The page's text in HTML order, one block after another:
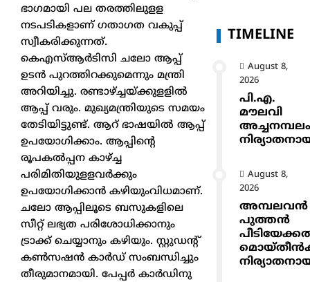
ഭാഗമായി പല തരത്തിലുളള
നടപടികളാണ് ഗതാഗത വകുപ്പ്
സ്വീകരിക്കുന്നത്.
കെഎസ്ആര്‍ടിസി ചലോ ആപ്പ്
ഉടന്‍ പുറത്തിറക്കുമെന്നും മന്ത്രി
അറിയിച്ചു. രണ്ടാഴ്ച്ചയ്ക്കുളളില്‍
ആപ്പ് വരും. മുഖ്യമന്ത്രിയുടെ സമയം
തേടിയിട്ടുണ്ട്. ആറ് ഭാഷയില്‍ ആപ്പ്
ഉപയോഗിക്കാം. ആപ്പിന്റെ
രൂപകല്‍പ്പന കാഴ്ച്ച
പരിമിതിയുളളവര്‍ക്കും
ഉപയോഗിക്കാന്‍ കഴിയുംവിധമാണ്.
ചലോ ആപ്പിലൂടെ ബസുകളിലെ
സീറ്റ് ലഭ്യത പരിശോധിക്കാനും
ട്രാക്ക് ചെയ്യാനും കഴിയും. സ്റ്റുഡന്റ്
കണ്‍സഷന്‍ കാര്‍ഡ് സംബന്ധിച്ചും
തീരുമാനമായി. പേപ്പര്‍ കാര്‍ഡിനു
TIMELINE
August 8,
2026
പി.എ.
മൗലവി
August 8,
2026
അമ്പലവൻ
പുത്തൻ